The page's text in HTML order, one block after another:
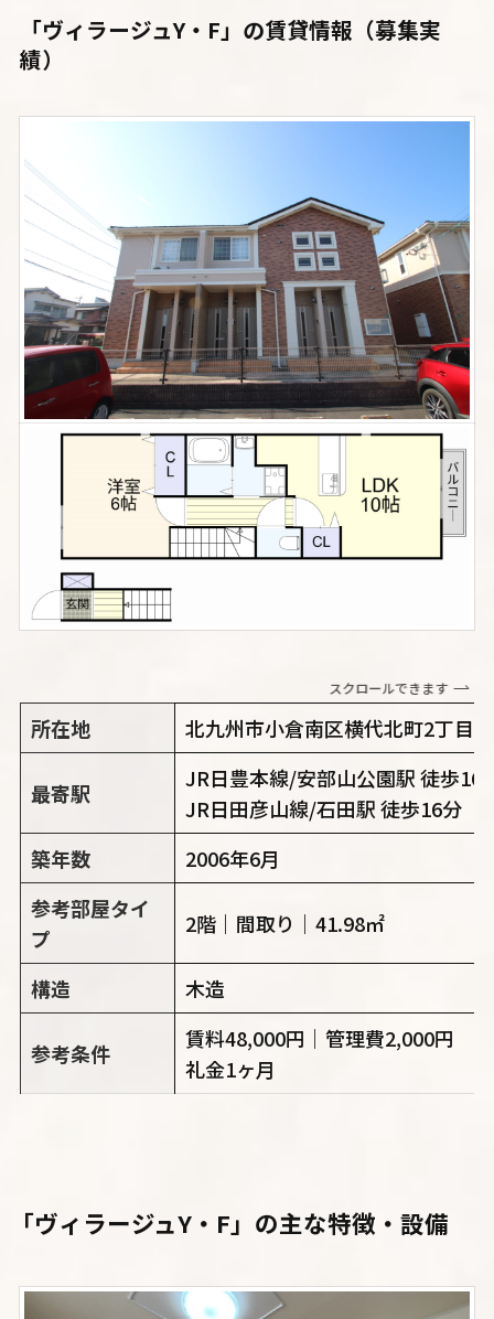
「ヴィラージュY・F」 の賃貸情報（募集実
績）
スクロールできます
所在地 北九州市小倉南区横代北町2丁目
最寄駅
JR日豊本線/安部山公園駅 徒歩16
JR日田彦山線/石田駅 徒歩16分
築年数
2006年6月
参考部屋タイ
プ
2階｜間取り｜41.98㎡
構造 木造
参考条件
賃料48,000円｜管理費2,000円
礼金1ヶ月
「ヴィラージュY・F」 の主な特徴・設備